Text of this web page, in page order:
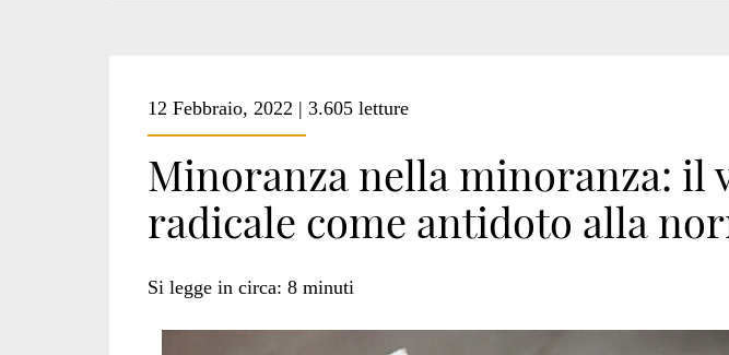
12 Febbraio, 2022 | 3.605 letture
Minoranza nella minoranza: il
radicale come antidoto alla
Si legge in circa: 8 minuti